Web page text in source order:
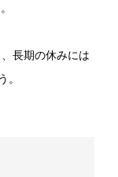
長期の休みには
。